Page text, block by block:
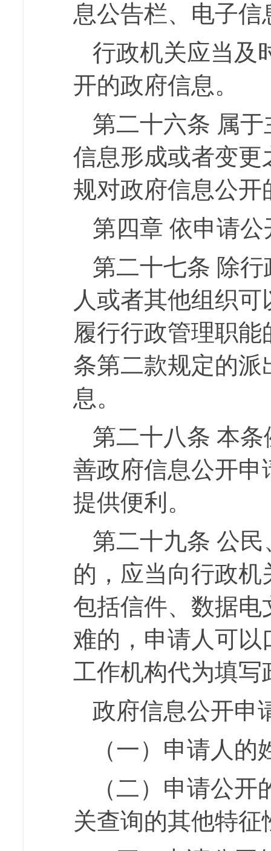
息公告栏、电子
行政机关应当及
开的政府信息。
第二十六条 属
信息形成或者变更
规对政府信息公
第四章 依申请公
第二十七条 除
人或者其他组织
履行行政管理职
条第二款规定的
息。
第二十八条 本条
善政府信息公开
提供便利。
第二十九条 公民
的，应当向行政
包括信件、数据
难的，申请人可
工作机构代为填
政府信息公开申
（一）申请人
（二）申请公
关查询的其他特征